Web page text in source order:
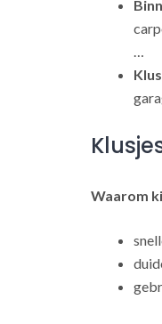
Waarom